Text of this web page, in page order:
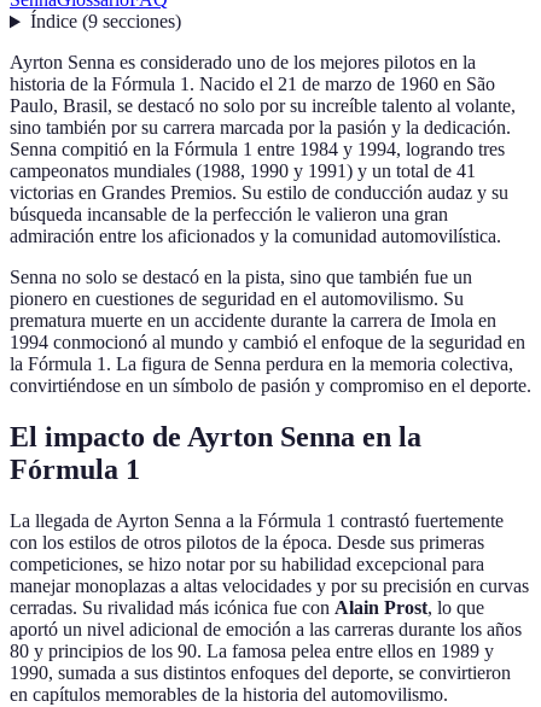
Índice(9 secciones)
Ayrton Senna es considerado uno de los mejores pilotos en la
historia de la Fórmula 1. Nacido el 21 de marzo de 1960 en São
Paulo, Brasil, se destacó no solo por su increíble talento al volante,
sino también por su carrera marcada por la pasión y la dedicación.
Senna compitió en la Fórmula 1 entre 1984 y 1994, logrando tres
campeonatos mundiales (1988, 1990 y 1991) y un total de 41
victorias en Grandes Premios. Su estilo de conducción audaz y su
búsqueda incansable de la perfección le valieron una gran
admiración entre los aficionados y la comunidad automovilística.
Senna no solo se destacó en la pista, sino que también fue un
pionero en cuestiones de seguridad en el automovilismo. Su
prematura muerte en un accidente durante la carrera de Imola en
1994 conmocionó al mundo y cambió el enfoque de la seguridad en
la Fórmula 1. La figura de Senna perdura en la memoria colectiva,
convirtiéndose en un símbolo de pasión y compromiso en el deporte.
El impacto de Ayrton Senna en la
Fórmula 1
La llegada de Ayrton Senna a la Fórmula 1 contrastó fuertemente
con los estilos de otros pilotos de la época. Desde sus primeras
competiciones, se hizo notar por su habilidad excepcional para
manejar monoplazas a altas velocidades y por su precisión en curvas
cerradas. Su rivalidad más icónica fue con Alain Prost, lo que
aportó un nivel adicional de emoción a las carreras durante los años
80 y principios de los 90. La famosa pelea entre ellos en 1989 y
1990, sumada a sus distintos enfoques del deporte, se convirtieron
en capítulos memorables de la historia del automovilismo.